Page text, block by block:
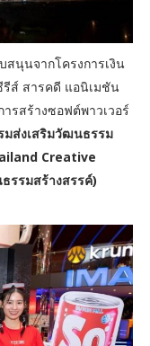
สนุนจากโครงการเงิน
ส์ สารคดี แอนิเมชัน
รสร้างซอฟต์พาวเวอร์
มส่งเสริมวัฒนธรรม
Creative
รรมสร้างสรรค์)